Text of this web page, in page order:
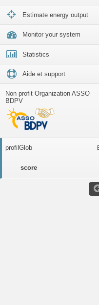
Estimate energy output
Monitor your system
Statistics
Aide et support
Non profit Organization ASSO
BDPV
profilGlob
score